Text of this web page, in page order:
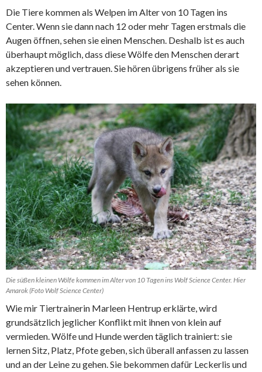
Die Tiere kommen als Welpen im Alter von 10 Tagen ins
Center. Wenn sie dann nach 12 oder mehr Tagen erstmals die
Augen öffnen, sehen sie einen Menschen. Deshalb ist es auch
überhaupt möglich, dass diese Wölfe den Menschen derart
akzeptieren und vertrauen. Sie hören übrigens früher als sie
sehen können.
Die süßen kleinen Wölfe kommen im Alter von 10 Tagen ins Wolf Science Center. Hier
Amarok (Foto Wolf Science Center)
Wie mir Tiertrainerin Marleen Hentrup erklärte, wird
grundsätzlich jeglicher Konflikt mit ihnen von klein auf
vermieden. Wölfe und Hunde werden täglich trainiert: sie
lernen Sitz, Platz, Pfote geben, sich überall anfassen zu lassen
und an der Leine zu gehen. Sie bekommen dafür Leckerlis und